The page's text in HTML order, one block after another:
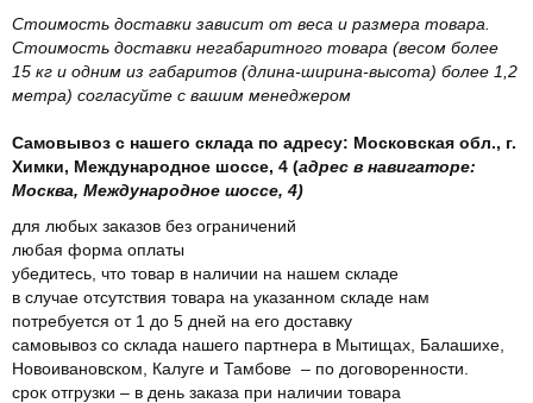
Стоимость доставки зависит от веса и размера товара.
Стоимость доставки негабаритного товара (весом более
15 кг и одним из габаритов (длина-ширина-высота) более 1,2
метра) согласуйте с вашим менеджером
Самовывоз с нашего склада по адресу: Московская обл., г.
Химки, Международное шоссе, 4 (адрес в навигаторе:
Москва, Международное шоссе, 4)
для любых заказов без ограничений
любая форма оплаты
убедитесь, что товар в наличии на нашем складе
в случае отсутствия товара на указанном складе нам
потребуется от 1 до 5 дней на его доставку
самовывоз со склада нашего партнера в Мытищах, Балашихе,
Новоивановском, Калуге и Тамбове – по договоренности.
срок отгрузки – в день заказа при наличии товара